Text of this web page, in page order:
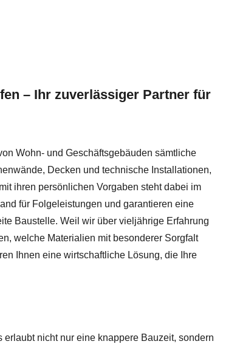
– Ihr zuverlässiger Partner für
Wohn- und Geschäftsgebäuden sämtliche
Decken und technische Installationen,
ihren persönlichen Vorgaben steht dabei im
für Folgeleistungen und garantieren eine
Baustelle. Weil wir über vieljährige Erfahrung
welche Materialien mit besonderer Sorgfalt
Ihnen eine wirtschaftliche Lösung, die Ihre
erlaubt nicht nur eine knappere Bauzeit, sondern